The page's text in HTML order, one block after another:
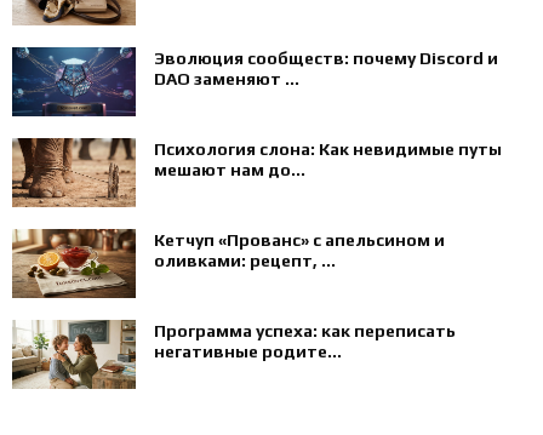
Эволюция сообществ: почему Discord и
DAO заменяют ...
Психология слона: Как невидимые путы
мешают нам до...
Кетчуп «Прованс» с апельсином и
оливками: рецепт, ...
Программа успеха: как переписать
негативные родите...